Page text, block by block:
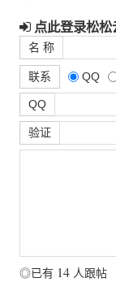
点此登录松
名 称
联系 QQ
QQ
验证
◎已有 14 人跟帖